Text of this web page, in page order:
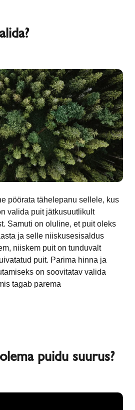
pöörata tähelepanu sellele, kus
valida puit jätkusuutlikult
Samuti on oluline, et puit oleks
ja selle niiskusesisaldus
niiskem puit on tunduvalt
puit. Parima hinna ja
on soovitatav valida
tagab parema
puidu suurus?